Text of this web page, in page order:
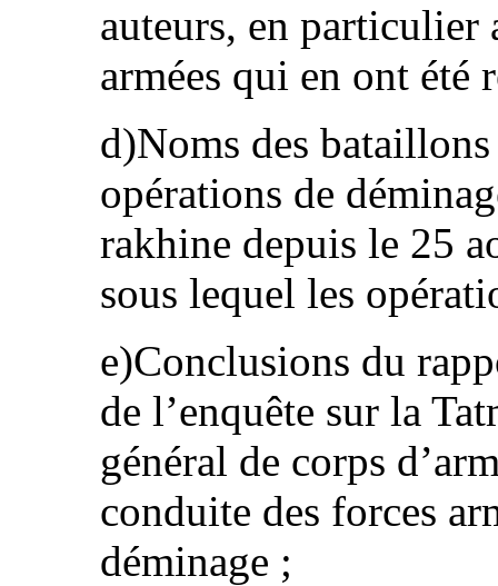
auteurs, en particulier
armées qui en ont été
d)Noms des
opérations de
rakhine depuis le 25
sous lequel les
e)Conclusions du
de l’enquête sur la
général de corps
conduite des forces
déminage ;